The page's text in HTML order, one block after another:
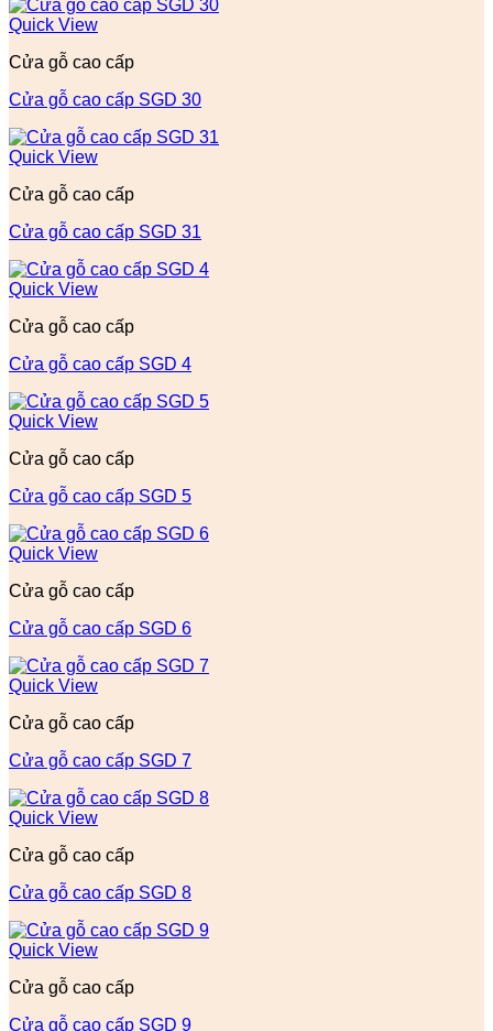
Quick View
Cửa gỗ cao cấp
Cửa gỗ cao cấp SGD 30
Quick View
Cửa gỗ cao cấp
Cửa gỗ cao cấp SGD 31
Quick View
Cửa gỗ cao cấp
Cửa gỗ cao cấp SGD 4
Quick View
Cửa gỗ cao cấp
Cửa gỗ cao cấp SGD 5
Quick View
Cửa gỗ cao cấp
Cửa gỗ cao cấp SGD 6
Quick View
Cửa gỗ cao cấp
Cửa gỗ cao cấp SGD 7
Quick View
Cửa gỗ cao cấp
Cửa gỗ cao cấp SGD 8
Quick View
Cửa gỗ cao cấp
Cửa gỗ cao cấp SGD 9